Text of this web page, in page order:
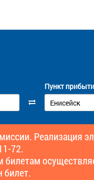
Пункт
Реализация
72.
билет.